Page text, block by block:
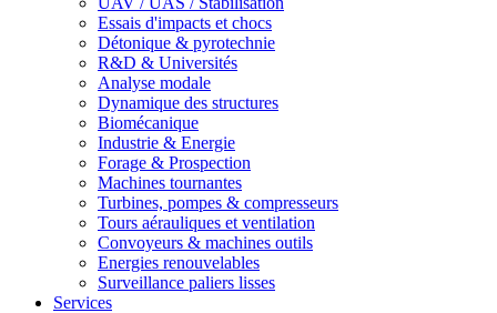
Essais d'impacts et chocs
Détonique & pyrotechnie
R&D & Universités
Analyse modale
Dynamique des structures
Biomécanique
Industrie & Energie
Forage & Prospection
Machines tournantes
Turbines, pompes & compresseurs
Tours aérauliques et ventilation
Convoyeurs & machines outils
Energies renouvelables
Surveillance paliers lisses
Services